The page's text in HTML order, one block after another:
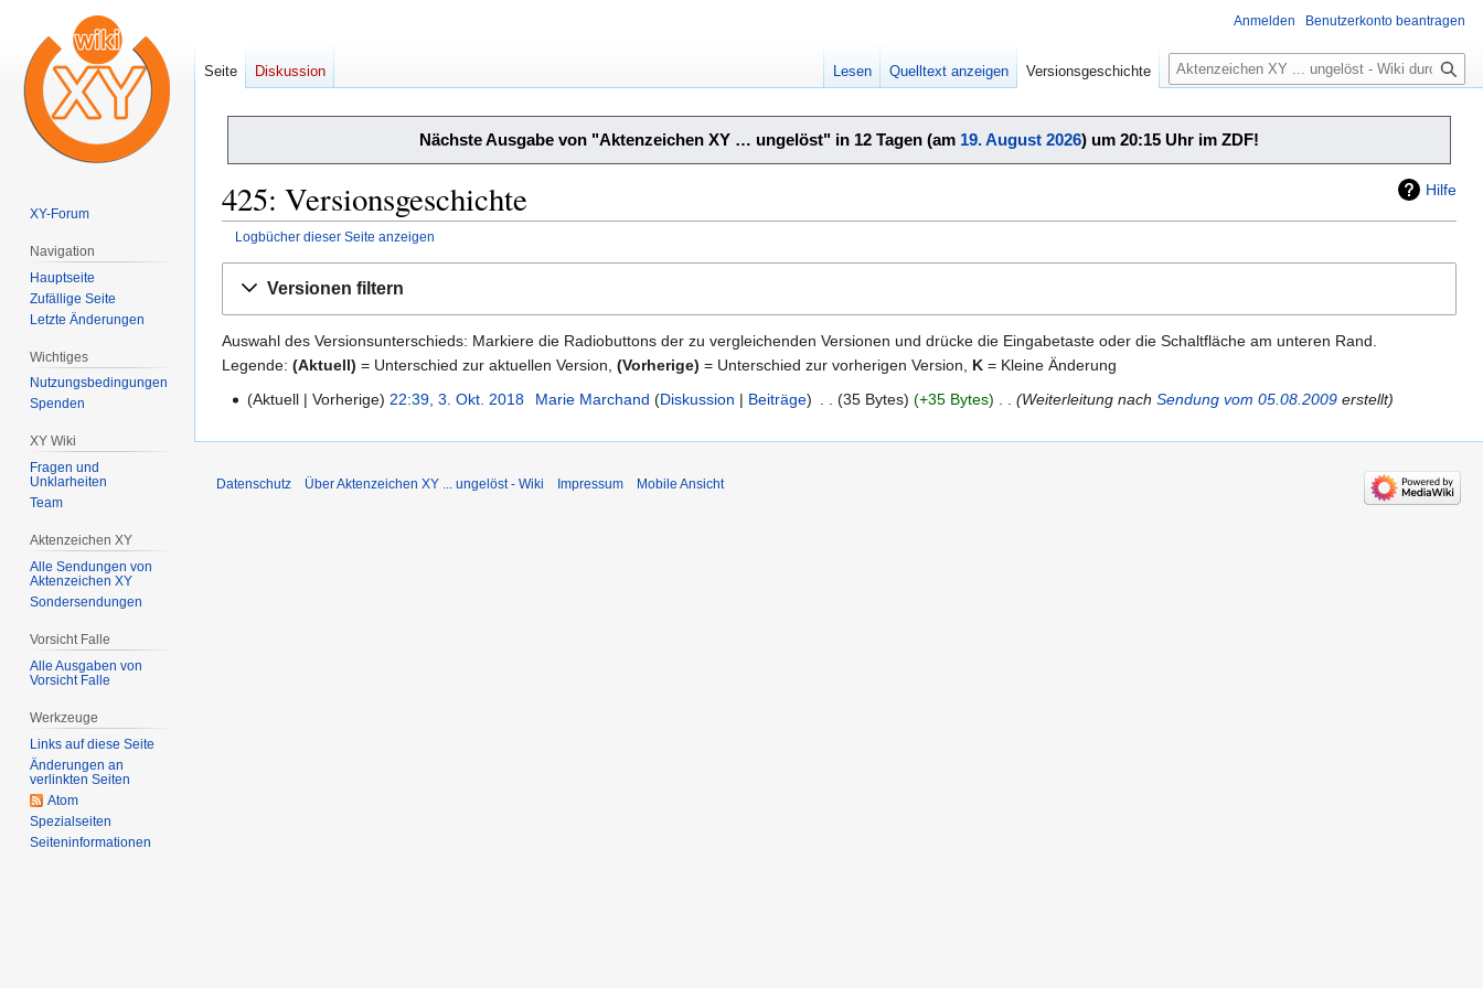
Nächste Ausgabe von "Aktenzeichen XY … ungelöst" in 12 Tagen (am 19. August 2026) um 20:15 Uhr im ZDF!
Hilfe
425: Versionsgeschichte
Logbücher dieser Seite anzeigen
Navigation
Suche
Versionen filtern
Auswahl des Versionsunterschieds: Markiere die Radiobuttons der zu vergleichenden Versionen und drücke die Eingabetaste oder die Schaltfläche am unteren Rand.
Legende: (Aktuell) = Unterschied zur aktuellen Version, (Vorherige) = Unterschied zur vorherigen Version, K = Kleine Änderung
3.
Aktuell Vorherige 22:39, 3. Okt. 2018 Marie Marchand Diskussion Beiträge 35 Bytes +35 Bytes Weiterleitung nach Sendung vom 05.08.2009erstellt
Anmelden Benutzerkonto beantragen
Seite Diskussion Lesen Quelltext anzeigen Versionsgeschichte
Suche
XY-Forum
Navigation
Hauptseite
Zufällige Seite
Letzte Änderungen
Wichtiges
Nutzungsbedingungen
Spenden
XY Wiki
Fragen und
Unklarheiten
Team
Aktenzeichen XY
Alle Sendungen von
Aktenzeichen XY
Sondersendungen
Vorsicht Falle
Alle Ausgaben von
Vorsicht Falle
Werkzeuge
Links auf diese Seite
Änderungen an
verlinkten Seiten
Atom
Spezialseiten
Seiten­­informationen
Datenschutz Über Aktenzeichen XY ... ungelöst - Wiki Impressum Mobile Ansicht